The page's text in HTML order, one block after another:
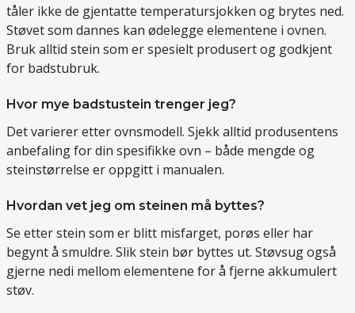
tåler ikke de gjentatte temperatursjokken og brytes ned.
Støvet som dannes kan ødelegge elementene i ovnen.
Bruk alltid stein som er spesielt produsert og godkjent
for badstubruk.
Hvor mye badstustein trenger jeg?
Det varierer etter ovnsmodell. Sjekk alltid produsentens
anbefaling for din spesifikke ovn – både mengde og
steinstørrelse er oppgitt i manualen.
Hvordan vet jeg om steinen må byttes?
Se etter stein som er blitt misfarget, porøs eller har
begynt å smuldre. Slik stein bør byttes ut. Støvsug også
gjerne nedi mellom elementene for å fjerne akkumulert
støv.